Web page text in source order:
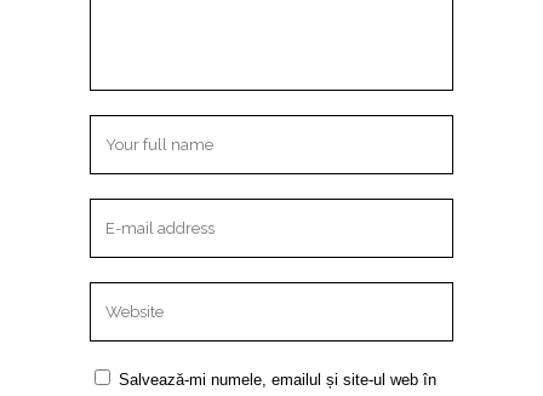
Salvează-mi numele, emailul și site-ul web în